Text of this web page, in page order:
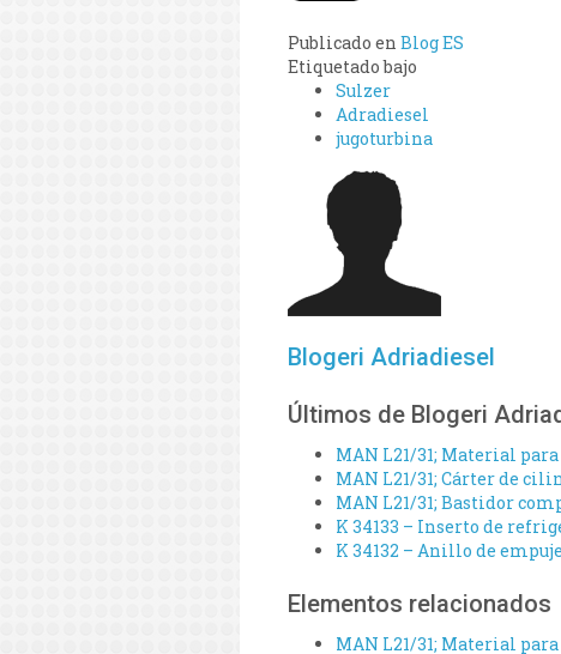
Publicado en Blog ES
Etiquetado bajo
Sulzer
Adradiesel
jugoturbina
Blogeri Adriadiesel
Últimos de Blogeri
MAN L21/31; Material para
MAN L21/31; Cárter de
MAN L21/31; Bastidor
K 34133 – Inserto de
K 34132 – Anillo de
Elementos relacionados
MAN L21/31; Material para